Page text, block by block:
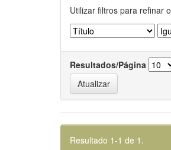
Utilizar filtros para refinar
Resultados/Página
Resultado 1-1 de 1.